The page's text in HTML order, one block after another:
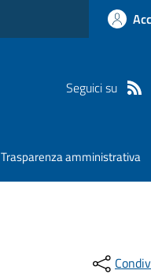
Seguici su
Trasparenza amministrativa